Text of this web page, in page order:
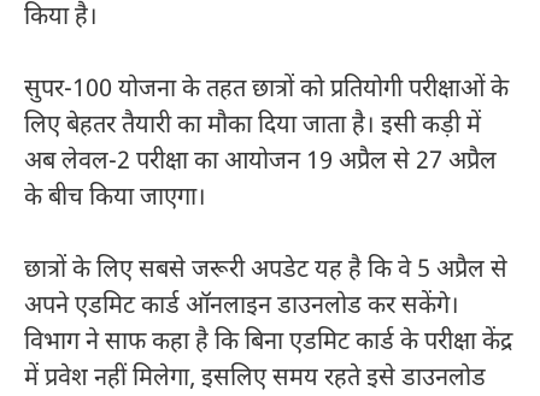
किया है।
सुपर-100 योजनाके तहत छात्रों को प्रतियोगी परीक्षाओं के
लिए बेहतर तैयारी का मौका दिया जाता है। इसी कड़ी में
अब लेवल-2 परीक्षा का आयोजन 19 अप्रैल से 27 अप्रैल
के बीच किया जाएगा।
छात्रों के लिए सबसे जरूरी अपडेट यह है कि वे 5 अप्रैल से
अपने एडमिट कार्ड ऑनलाइन डाउनलोड कर सकेंगे।
विभाग ने साफ कहा है कि बिना एडमिट कार्ड के परीक्षा केंद्र
में प्रवेश नहीं मिलेगा, इसलिए समय रहते इसे डाउनलोड